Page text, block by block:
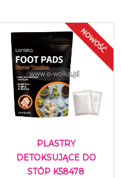
PLASTRY
DETOKSUJĄCE DO
STÓP K58478